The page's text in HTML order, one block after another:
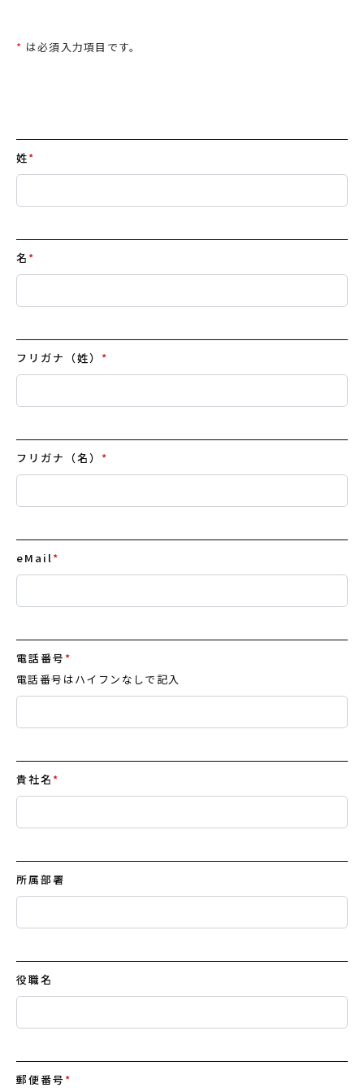
* は必須入力項目です。
姓*
名 *
フリガナ（姓） *
フリガナ（名） *
eMail*
電話番号 *
電話番号はハイフンなしで記入
貴社名 *
所属部署
役職名
郵便番号 *